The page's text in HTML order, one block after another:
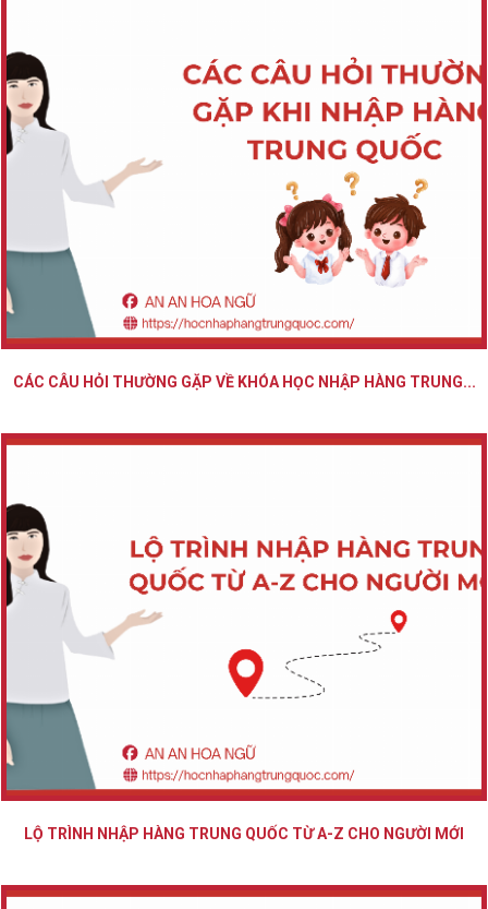
CÁC CÂU HỎI THƯỜNG GẶP VỀ KHÓA HỌC NHẬP HÀNG TRUNG...
LỘ TRÌNH NHẬP HÀNG TRUNG QUỐC TỪ A-Z CHO NGƯỜI MỚI